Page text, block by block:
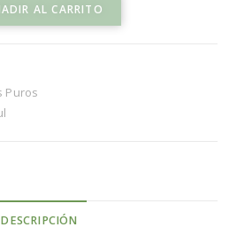
AL CARRITO
Puros
DESCRIPCIÓN